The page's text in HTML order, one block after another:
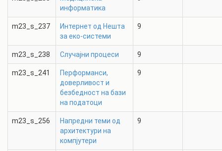
информатика
m23_s_237
Интернет од Нешта
за еко-системи
9
m23_s_238 Случајни процеси 9
m23_s_241
Перформанси,
доверливост и
безбедност на бази
на податоци
9
m23_s_256
Напредни теми од
архитектури на
компјутери
9